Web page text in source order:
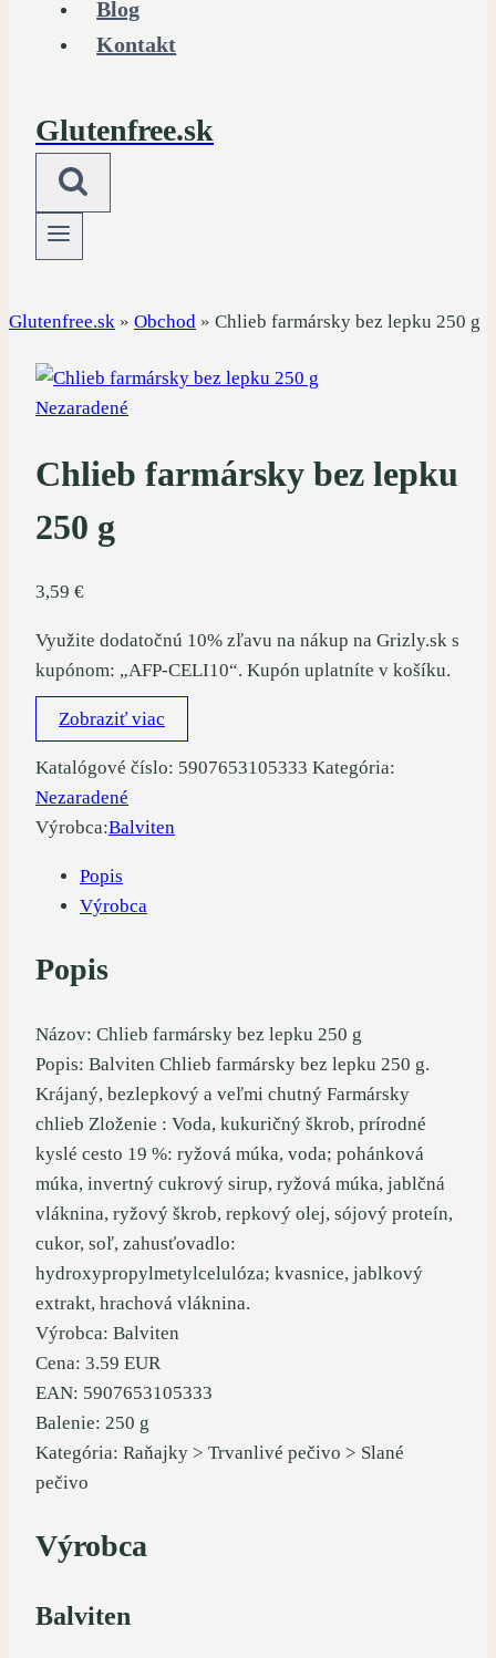
Blog
Kontakt
Glutenfree.sk
Glutenfree.sk » Obchod » Chlieb farmársky bez lepku 250 g
Nezaradené
Chlieb farmársky bez lepku
250 g
3,59 €
Využite dodatočnú 10% zľavu na nákup na Grizly.sk s
kupónom: „AFP-CELI10“. Kupón uplatníte v košíku.
Zobraziť viac
Katalógové číslo: 5907653105333 Kategória:
Nezaradené
Výrobca:Balviten
Popis
Výrobca
Popis
Názov: Chlieb farmársky bez lepku 250 g
Popis: Balviten Chlieb farmársky bez lepku 250 g.
Krájaný, bezlepkový a veľmi chutný Farmársky
chlieb Zloženie : Voda, kukuričný škrob, prírodné
kyslé cesto 19 %: ryžová múka, voda; pohánková
múka, invertný cukrový sirup, ryžová múka, jablčná
vláknina, ryžový škrob, repkový olej, sójový proteín,
cukor, soľ, zahusťovadlo:
hydroxypropylmetylcelulóza; kvasnice, jablkový
extrakt, hrachová vláknina.
Výrobca: Balviten
Cena: 3.59 EUR
EAN: 5907653105333
Balenie: 250 g
Kategória: Raňajky > Trvanlivé pečivo > Slané
pečivo
Výrobca
Balviten